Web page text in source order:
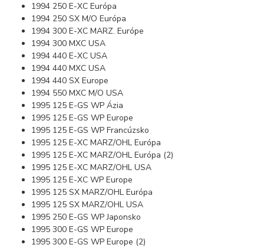
1994 250 E-XC Európa
1994 250 SX M/O Európa
1994 300 E-XC MARZ. Európe
1994 300 MXC USA
1994 440 E-XC USA
1994 440 MXC USA
1994 440 SX Europe
1994 550 MXC M/O USA
1995 125 E-GS WP Ázia
1995 125 E-GS WP Europe
1995 125 E-GS WP Francúzsko
1995 125 E-XC MARZ/OHL Európa
1995 125 E-XC MARZ/OHL Európa (2)
1995 125 E-XC MARZ/OHL USA
1995 125 E-XC WP Europe
1995 125 SX MARZ/OHL Európa
1995 125 SX MARZ/OHL USA
1995 250 E-GS WP Japonsko
1995 300 E-GS WP Europe
1995 300 E-GS WP Europe (2)